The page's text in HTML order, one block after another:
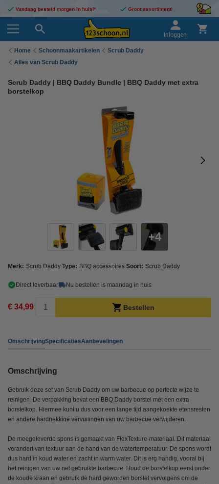
Vandaag besteld morgen in huis!* Groot assortiment!
Inloggen
Home Schoonmaakartikelen
Scrub Daddy
Alles van Scrub Daddy
Scrub Daddy | BBQ Daddy Bundle | BBQ Daddy met extra
borstelkop
4
Merk: Scrub Daddy Type: BBQ accessoires Soort: Scrub Daddy
Direct leverbaar Nu bestellen is maandag in huis
€ 34,99 Bestellen
OmschrijvingSpecificatiesAanbevelingen
Omschrijving
Gebruik deze set van Scrub Daddy om uw barbecue op perfecte wijze te
reinigen. De verpakking bevat een BBQ Daddy borstel mét een extra
borstelkop. Hiermee kunt u dus voor een lange tijd aangekoekte etensresten
en andere hardnekkige vervuilingen van uw barbecue verwijderen.
De meegeleverde spons is gemaakt van FlexTexture-materiaal. Dit materiaal
verandert van textuur aan de hand van de watertemperatuur. De spons wordt
dus hard in koud water en zacht in warm water. Dit is erg handig, vooral bij
het reinigen van uw net gebruikte barbecue. Houd de borstelkop eerst onder
de koude kraan en gebruik de hard geworden borstel vervolgens om de